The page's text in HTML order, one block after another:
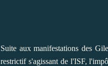
Suite aux manifestations des
restrictif s'agissant de l'ISF,